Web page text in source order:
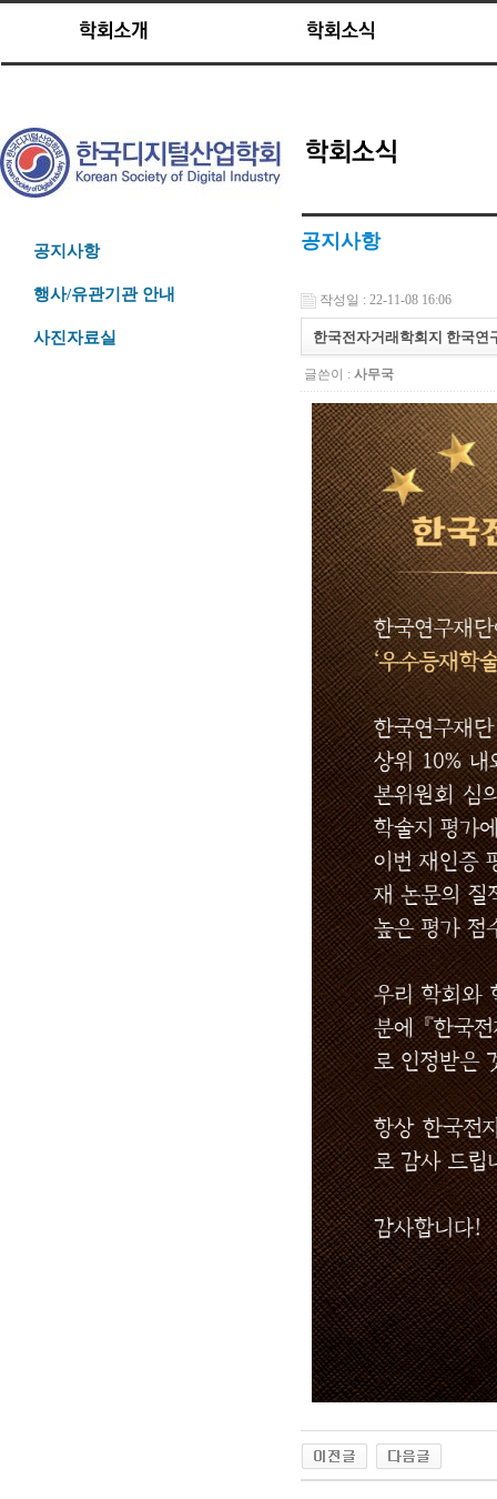
공지사항
행사/유관기관 안내
사진자료실
공지사항
작성일 : 22-11-08 16:06
한국전자거래학회지 한국연
글쓴이 : 사무국